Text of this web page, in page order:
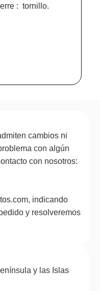
: tornillo.
cambios ni
con algún
con nosotros:
indicando
y resolveremos
y las Islas